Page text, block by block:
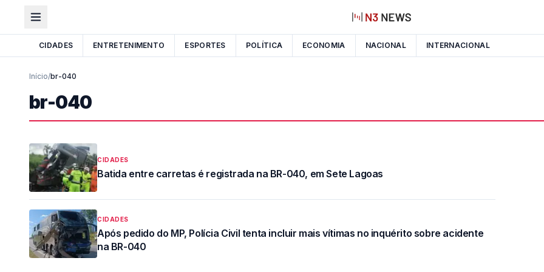
CIDADES ENTRETENIMENTO ESPORTES POLÍTICA ECONOMIA NACIONAL INTERNACIONAL
Início/br-040
br-040
CIDADES
Batida entre carretas é registrada na BR-040, em Sete Lagoas
CIDADES
Após pedido do MP, Polícia Civil tenta incluir mais vítimas no inquérito sobre acidente
na BR-040